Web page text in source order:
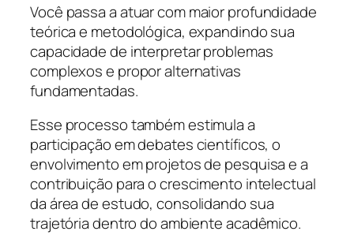
Você passa a atuar com maior profundidade
teórica e metodológica, expandindo sua
capacidade de interpretar problemas
complexos e propor alternativas
fundamentadas.
Esse processo também estimula a
participação em debates científicos, o
envolvimento em projetos de pesquisa e a
contribuição para o crescimento intelectual
da área de estudo, consolidando sua
trajetória dentro do ambiente acadêmico.